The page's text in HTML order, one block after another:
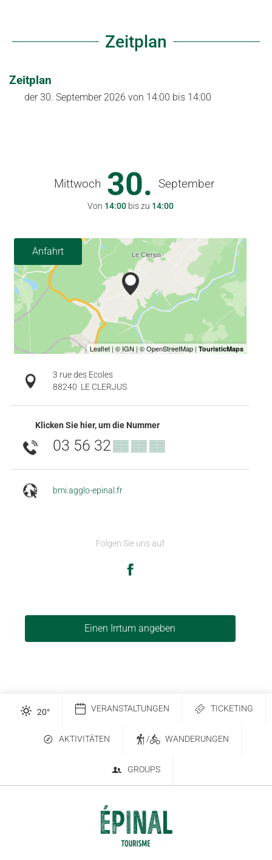
Zeitplan
Zeitplan
der 30. September 2026 von 14:00 bis 14:00
Mittwoch 30. September
Von 14:00 bis zu 14:00
Anfahrt
3 rue des Ecoles
88240 LE CLERJUS
Klicken Sie hier, um die Nummer
03 56 32▒▒ ▒▒ ▒▒
bmi.agglo-epinal.fr
Folgen Sie uns auf
Einen Irrtum angeben
20° VERANSTALTUNGEN TICKETING
AKTIVITÄTEN / WANDERUNGEN
GROUPS